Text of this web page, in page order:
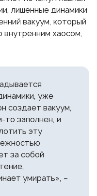
лишенные динамики
вакуум, который
внутренним хаосом,
уже
создает вакуум,
заполнен, и
эту
за собой
умирать», –